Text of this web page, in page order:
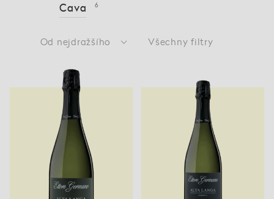
Cava 6
Od nejdražšího Všechny filtry